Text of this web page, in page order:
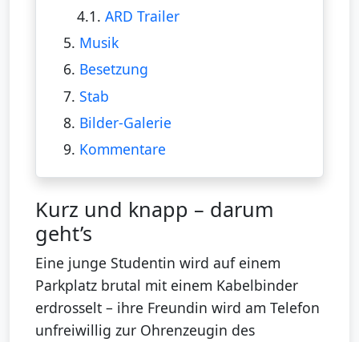
4.1.ARD Trailer
5. Musik
6. Besetzung
7. Stab
8. Bilder-Galerie
9. Kommentare
Kurz und knapp – darum
geht’s
Eine junge Studentin wird auf einem
Parkplatz brutal mit einem Kabelbinder
erdrosselt – ihre Freundin wird am Telefon
unfreiwillig zur Ohrenzeugin des